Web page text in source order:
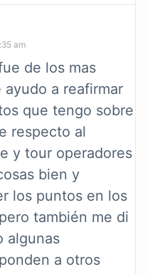
am
de los mas
a reafirmar
que tengo sobre
respecto al
y tour operadores
bien y
los puntos en los
también me di
algunas
a otros